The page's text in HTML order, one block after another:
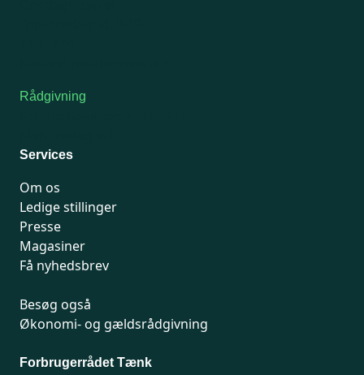
Rådgivning
Services
Om os
Ledige stillinger
Presse
Magasiner
Få nyhedsbrev
Besøg også
Økonomi- og gældsrådgivning
Forbrugerrådet Tænk